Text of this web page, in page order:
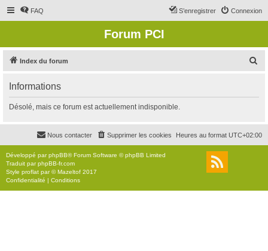
FAQ Connexion
S’enregistrer
Forum PCI
Index du forum
r
c
r
Informations
Désolé, mais ce forum est actuellement indisponible.
Heures au format UTC+02:00
Supprimer les cookies
Nous contacter
Développé parphpBB® Forum Software © phpBB Limited
Traduit parphpBB-fr.com
Style proflat par ©Mazeltof 2017
Confidentialité | Conditions